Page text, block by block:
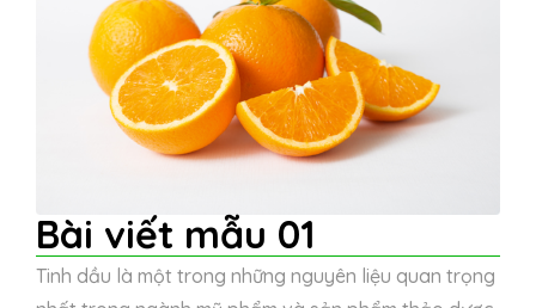
Bài viết mẫu 01
Tinh dầu là một trong những nguyên liệu quan trọng